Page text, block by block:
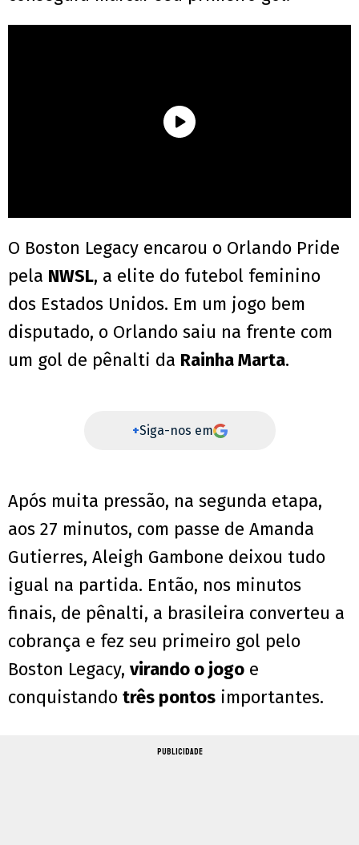
O Boston Legacy encarou o Orlando Pride
pela NWSL, a elite do futebol feminino
dos Estados Unidos. Em um jogo bem
disputado, o Orlando saiu na frente com
um gol de pênalti da Rainha Marta.
+Siga-nos em
Após muita pressão, na segunda etapa,
aos 27 minutos, com passe de Amanda
Gutierres, Aleigh Gambone deixou tudo
igual na partida. Então, nos minutos
finais, de pênalti, a brasileira converteu a
cobrança e fez seu primeiro gol pelo
Boston Legacy, virando o jogo e
conquistando três pontos importantes.
PUBLICIDADE